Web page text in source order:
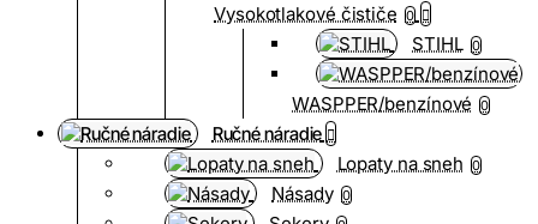
Vysokotlakové čističe 0
STIHL 0
WASPPER/benzínové 0
Ručné náradie
Lopaty na sneh 0
Násady 0